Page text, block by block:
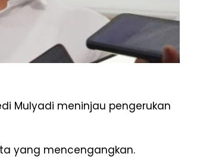
Mulyadi meninjau pengerukan
yang mencengangkan.